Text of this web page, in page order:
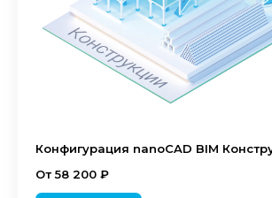
Конфигурация nanoCAD BIM
От 58 200 ₽